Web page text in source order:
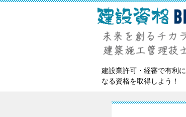
建設業許可・経審で有利に
なる資格を取得しよう！